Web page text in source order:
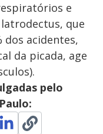
e
latrodectus, que
dos acidentes,
da picada, age
pelo